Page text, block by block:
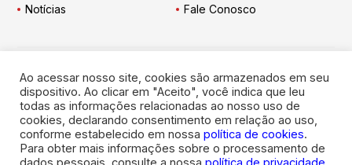
Notícias
Fale Conosco
Engarrafador Moderno nas Redes:
Ao acessar nosso site, cookies são armazenados em seu
dispositivo. Ao clicar em "Aceito", você indica que leu
todas as informações relacionadas ao nosso uso de
cookies, declarando consentimento em relação ao uso,
conforme estabelecido em nossa política de cookies.
Para obter mais informações sobre o processamento de